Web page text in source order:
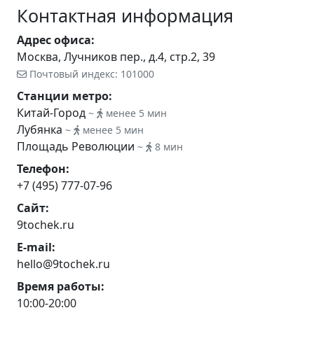
Контактная информация
Адрес офиса:
Москва, Лучников пер., д.4, стр.2, 39
Почтовый индекс: 101000
Станции метро:
Китай-Город ~ менее 5 мин
Лубянка ~ менее 5 мин
Площадь Революции ~ 8 мин
Телефон:
+7 (495) 777-07-96
Сайт:
9tochek.ru
E-mail:
hello@9tochek.ru
Время работы:
10:00-20:00